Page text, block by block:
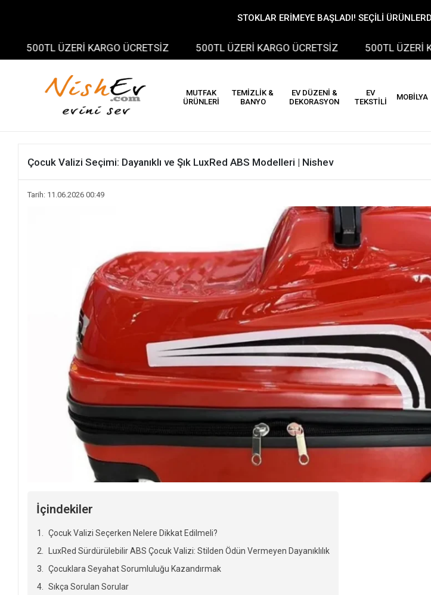
STOKLAR ERİMEYE BAŞLADI! SEÇİLİ
ÜZERİ KARGO ÜCRETSİZ 500TL ÜZERİ KARGO ÜCRETSİZ 500TL ÜZERİ KARGO
MUTFAK
ÜRÜNLERİ
TEMİZLİK &
BANYO
EV DÜZENİ &
DEKORASYON
EV
TEKSTİLİ
MOBİLYA
Çocuk Valizi Seçimi: Dayanıklı ve Şık LuxRed ABS Modelleri | Nishev
Tarih: 11.06.2026 00:49
İçindekiler
Çocuk Valizi Seçerken Nelere Dikkat Edilmeli?
LuxRed Sürdürülebilir ABS Çocuk Valizi: Stilden Ödün Vermeyen Dayanıklılık
Çocuklara Seyahat Sorumluluğu Kazandırmak
Sıkça Sorulan Sorular